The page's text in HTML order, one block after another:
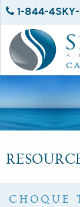
1-844-
CHOQUE